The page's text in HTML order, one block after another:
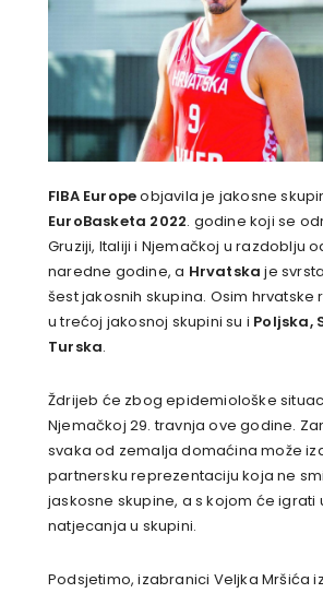
FIBA Europeobjavila je jakosne
EuroBasketa 2022. godine koji se
Gruziji, Italiji i Njemačkoj u razdoblju
naredne godine, a Hrvatska je
šest jakosnih skupina. Osim hrvatske
u trećoj jakosnoj skupini su i Poljska,
Turska.
Ždrijeb će zbog epidemiološke
Njemačkoj 29. travnja ove godine.
svaka od zemalja domaćina može
partnersku reprezentaciju koja ne
jaskosne skupine, a s kojom će igrati
natjecanja u skupini.
Podsjetimo, izabranici Veljka Mršića